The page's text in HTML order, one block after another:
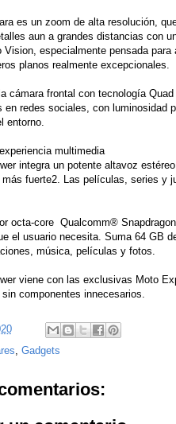
es un zoom de alta resolución,
aun a grandes distancias con
Vision, especialmente pensada
planos realmente excepcionales.
cámara frontal con tecnología
en redes sociales, con luminosidad
entorno.
multimedia
integra un potente altavoz
más fuerte2. Las películas, series y
octa-core Qualcomm®
el usuario necesita. Suma 64 GB
música, películas y fotos.
viene con las exclusivas Moto
componentes innecesarios.
, Gadgets